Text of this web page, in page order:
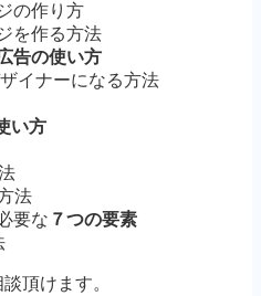
の作り方
を作る方法
告の使い方
イナーになる方法
い方
法
要な ７つの要素
頂けます。